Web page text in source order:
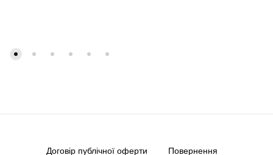
Договір публічної оферти Повернення